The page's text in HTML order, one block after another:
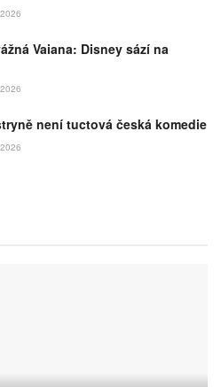
Vaiana: Disney sází na
není tuctová česká komedie